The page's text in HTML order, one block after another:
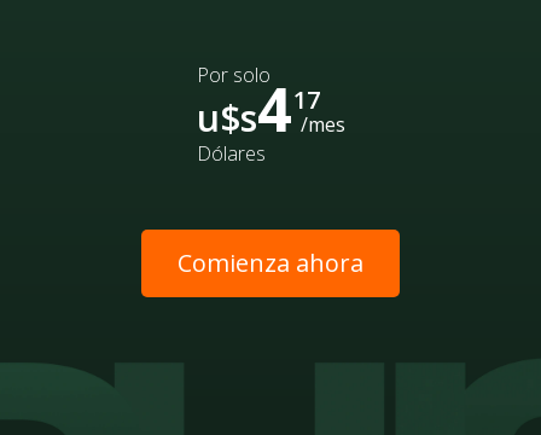
Por solo
u$s417
/mes
Dólares
Comienza ahora